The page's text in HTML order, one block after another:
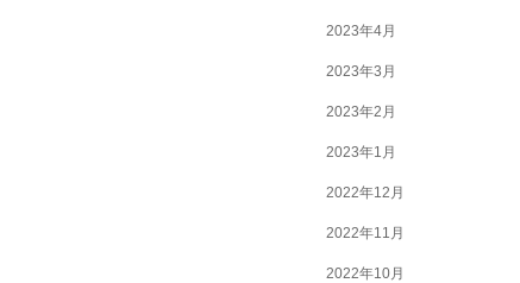
2023年4月
2023年3月
2023年2月
2023年1月
2022年12月
2022年11月
2022年10月